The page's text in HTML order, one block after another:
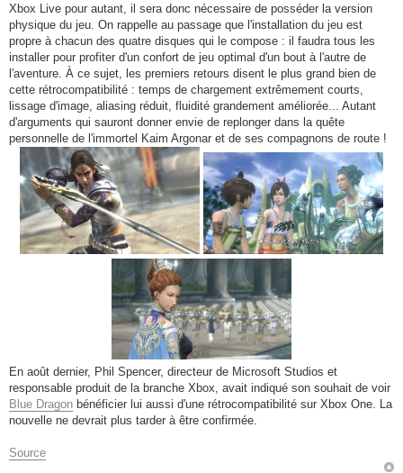
Xbox Live pour autant, il sera donc nécessaire de posséder la version
physique du jeu. On rappelle au passage que l'installation du jeu est
propre à chacun des quatre disques qui le compose : il faudra tous les
installer pour profiter d'un confort de jeu optimal d'un bout à l'autre de
l'aventure. À ce sujet, les premiers retours disent le plus grand bien de
cette rétrocompatibilité : temps de chargement extrêmement courts,
lissage d'image, aliasing réduit, fluidité grandement améliorée... Autant
d'arguments qui sauront donner envie de replonger dans la quête
personnelle de l'immortel Kaim Argonar et de ses compagnons de route !
En août dernier, Phil Spencer, directeur de Microsoft Studios et
responsable produit de la branche Xbox, avait indiqué son souhait de voir
Blue Dragon bénéficier lui aussi d'une rétrocompatibilité sur Xbox One. La
nouvelle ne devrait plus tarder à être confirmée.
Source